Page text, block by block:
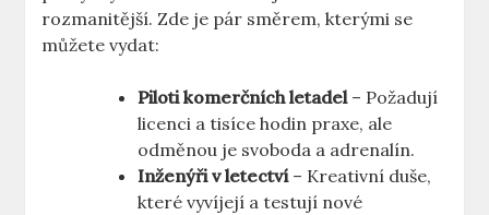
rozmanitější. Zde je‍ pár směrem, kterými se
můžete vydat:
Piloti komerčních ⁢letadel– Požadují⁤
licenci a tisíce hodin praxe, ale
odměnou je svoboda a adrenalín.
Inženýři v⁣ letectví– Kreativní duše,
které vyvíjejí a⁢ testují nové